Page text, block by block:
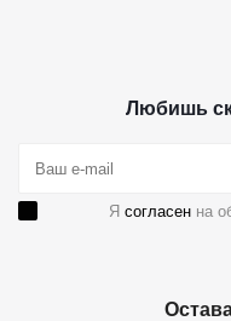
Любишь
Я согласен на